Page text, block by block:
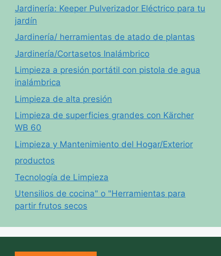
Jardinería: Keeper Pulverizador Eléctrico para tu
jardín
Jardinería/ herramientas de atado de plantas
Jardinería/Cortasetos Inalámbrico
Limpieza a presión portátil con pistola de agua
inalámbrica
Limpieza de alta presión
Limpieza de superficies grandes con Kärcher
WB 60
Limpieza y Mantenimiento del Hogar/Exterior
productos
Tecnología de Limpieza
Utensilios de cocina" o "Herramientas para
partir frutos secos